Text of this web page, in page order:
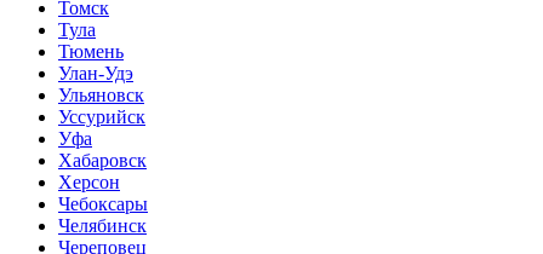
Томск
Тула
Тюмень
Улан-Удэ
Ульяновск
Уссурийск
Уфа
Хабаровск
Херсон
Чебоксары
Челябинск
Череповец